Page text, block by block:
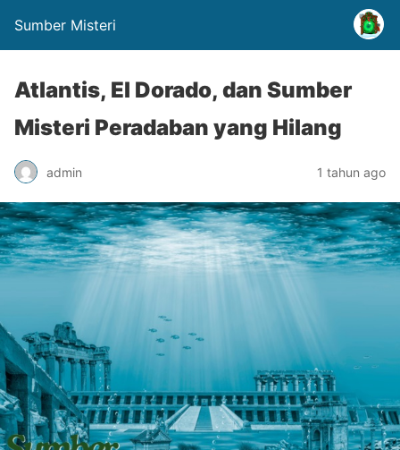
Sumber Misteri
Atlantis, El Dorado, dan Sumber
Misteri Peradaban yang Hilang
admin 1 tahun ago